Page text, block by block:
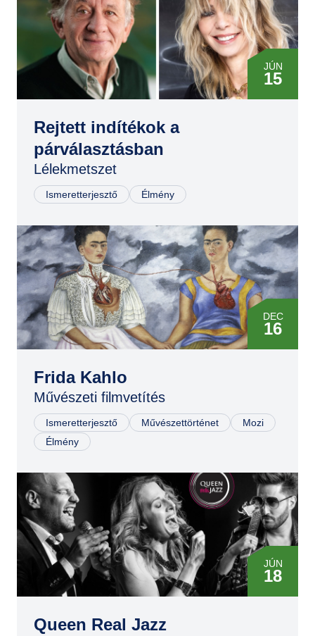
MÁR
02
JÚN
08
JÚN
15
Rejtett indítékok a
párválasztásban
Lélekmetszet
Ismeretterjesztő Élmény
DEC
16
10
02
JÚN
16
AUG
22
Frida Kahlo
Művészeti filmvetítés
Ismeretterjesztő Művészettörténet
Mozi
Élmény
JÚN
18
Queen Real Jazz